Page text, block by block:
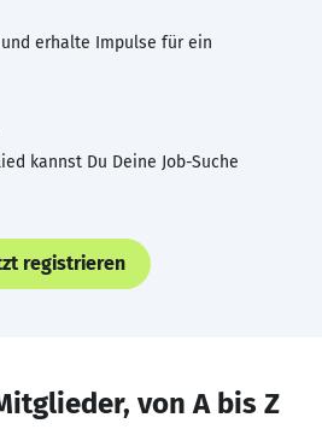
erhalte Impulse für ein
kannst Du Deine Job-Suche
registrieren
von A bis Z